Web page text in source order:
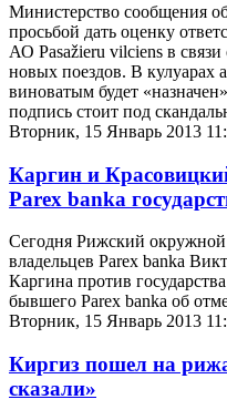
Министерство сообщения
просьбой дать оценку
АО Pasažieru vilciens в
новых поездов. В кулуарах
виноватым будет
подпись стоит под
Вторник, 15 Январь 2013
Каргин и
Parex banka
Сегодня Рижский
владельцев Parex banka
Каргина против
бывшего Parex banka об
Вторник, 15 Январь 2013
Киргиз пошел на
сказали»